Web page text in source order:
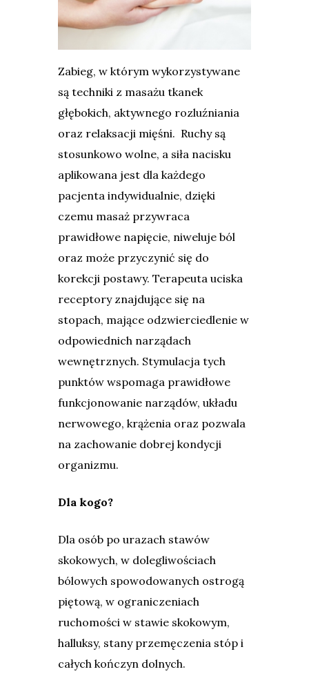
Zabieg, w którym wykorzystywane
są techniki z masażu tkanek
głębokich, aktywnego rozluźniania
oraz relaksacji mięśni. Ruchy są
stosunkowo wolne, a siła nacisku
aplikowana jest dla każdego
pacjenta indywidualnie, dzięki
czemu masaż przywraca
prawidłowe napięcie, niweluje ból
oraz może przyczynić się do
korekcji postawy. Terapeuta uciska
receptory znajdujące się na
stopach, mające odzwierciedlenie w
odpowiednich narządach
wewnętrznych. Stymulacja tych
punktów wspomaga prawidłowe
funkcjonowanie narządów, układu
nerwowego, krążenia oraz pozwala
na zachowanie dobrej kondycji
organizmu.
Dla kogo?
Dla osób po urazach stawów
skokowych, w dolegliwościach
bólowych spowodowanych ostrogą
piętową, w ograniczeniach
ruchomości w stawie skokowym,
halluksy, stany przemęczenia stóp i
całych kończyn dolnych.